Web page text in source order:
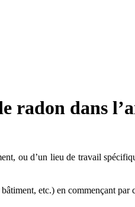
radon dans
ou d’un lieu de travail
etc.) en commençant par